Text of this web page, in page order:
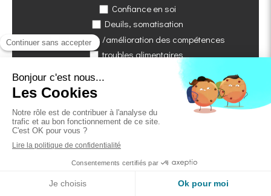
Confiance en soi
Deuils, somatisation
Blocages /amélioration des compétences
troubles alimentaires